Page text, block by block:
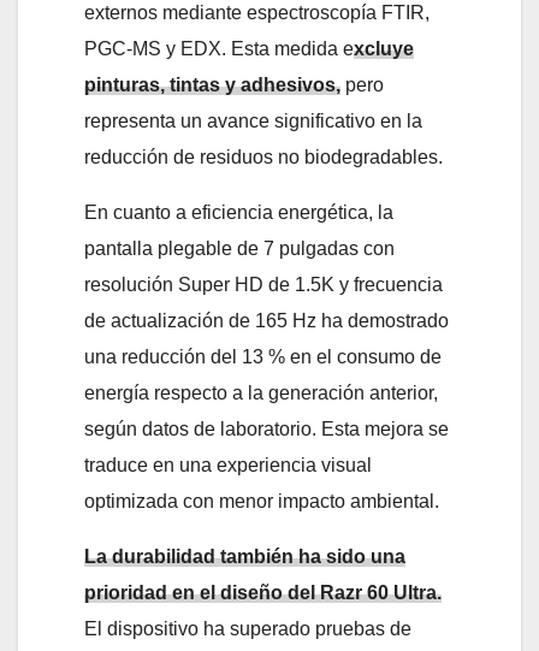
externos mediante espectroscopía FTIR,
PGC-MS y EDX. Esta medida excluye
pinturas, tintas y adhesivos, pero
representa un avance significativo en la
reducción de residuos no biodegradables.
En cuanto a eficiencia energética, la
pantalla plegable de 7 pulgadas con
resolución Super HD de 1.5K y frecuencia
de actualización de 165 Hz ha demostrado
una reducción del 13 % en el consumo de
energía respecto a la generación anterior,
según datos de laboratorio. Esta mejora se
traduce en una experiencia visual
optimizada con menor impacto ambiental.
La durabilidad también ha sido una
prioridad en el diseño del Razr 60 Ultra.
El dispositivo ha superado pruebas de